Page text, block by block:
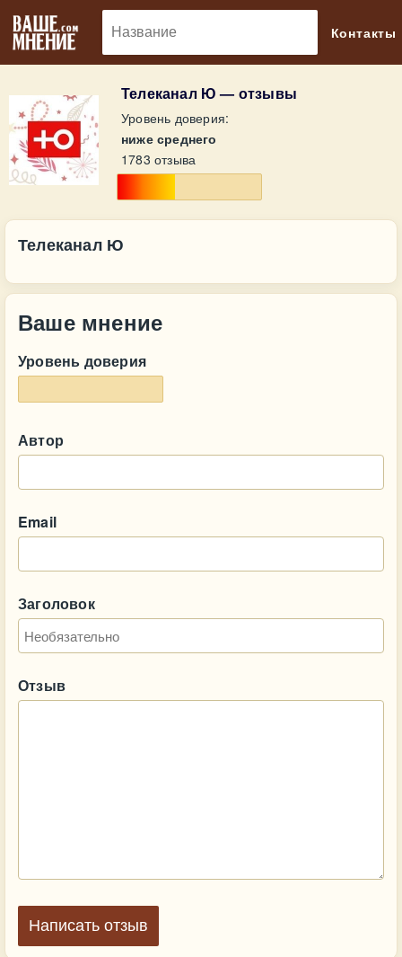
Контакты
Телеканал Ю — отзывы
Уровень доверия:
ниже среднего
1783 отзыва
Телеканал Ю
Ваше мнение
Уровень доверия
Автор
Email
Заголовок
Отзыв
Написать отзыв